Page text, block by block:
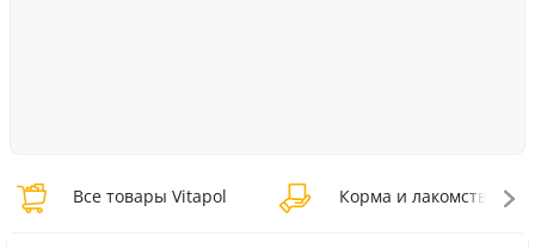
Все товары Vitapol Корма и лакомства